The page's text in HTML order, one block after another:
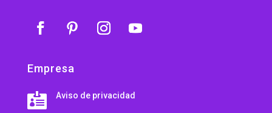
Empresa
 Aviso de privacidad